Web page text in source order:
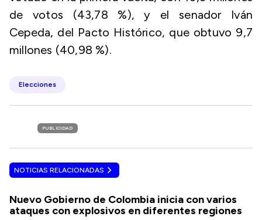
de votos (43,78 %), y el senador Iván
Cepeda, del Pacto Histórico, que obtuvo 9,7
millones (40,98 %).
Elecciones
PUBLICIDAD
NOTICIAS RELACIONADAS
Nuevo Gobierno de Colombia inicia con varios
ataques con explosivos en diferentes regiones